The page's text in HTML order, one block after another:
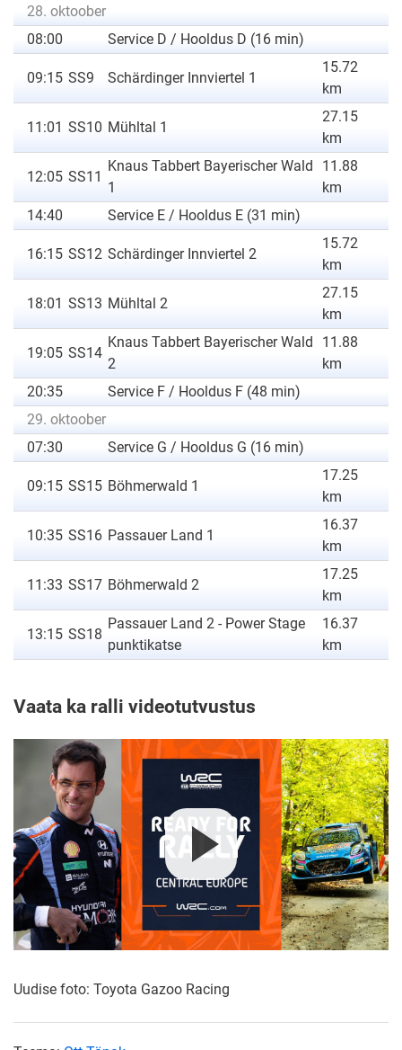
28. oktoober
08:00
Service D / Hooldus D (16 min)
09:15 SS9 Schärdinger Innviertel 1
15.72
km
11:01 SS10 Mühltal 1
27.15
km
12:05 SS11
Knaus Tabbert Bayerischer Wald
1
11.88
km
14:40
Service E / Hooldus E (31 min)
16:15 SS12 Schärdinger Innviertel 2
15.72
km
18:01 SS13 Mühltal 2
27.15
km
19:05 SS14
Knaus Tabbert Bayerischer Wald
2
11.88
km
20:35
Service F / Hooldus F (48 min)
29. oktoober
07:30
Service G / Hooldus G (16 min)
09:15 SS15 Böhmerwald 1
17.25
km
10:35 SS16 Passauer Land 1
16.37
km
11:33 SS17 Böhmerwald 2
17.25
km
13:15 SS18
Passauer Land 2 - Power Stage
punktikatse
16.37
km
Vaata ka ralli videotutvustus
Uudise foto: Toyota Gazoo Racing